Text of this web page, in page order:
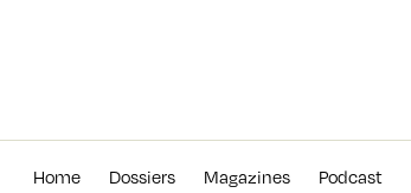
Home Dossiers Magazines Podcast